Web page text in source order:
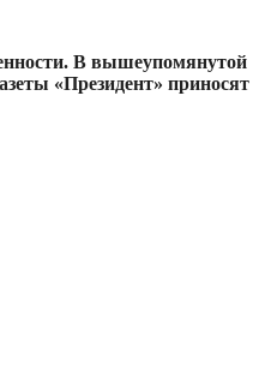
В вышеупомянутой
«Президент» приносят